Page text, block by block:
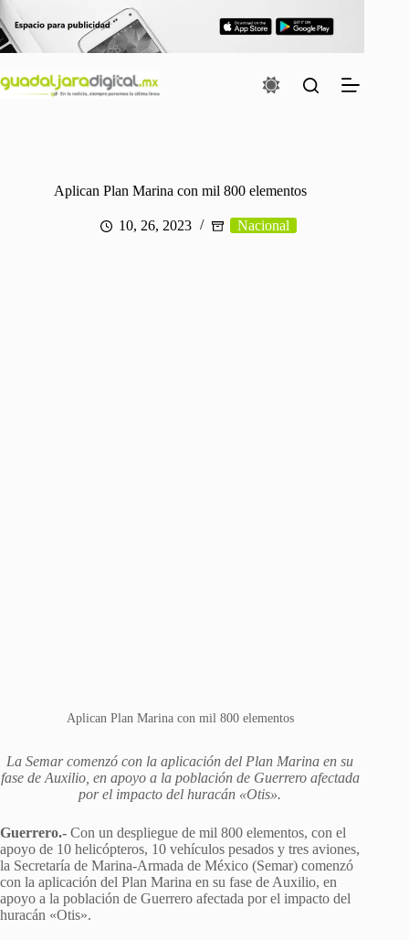
al
contenido
Aplican Plan Marina con mil 800 elementos
10, 26, 2023 Nacional
Aplican Plan Marina con mil 800 elementos
La Semar comenzó con la aplicación del Plan Marina en su
fase de Auxilio, en apoyo a la población de Guerrero afectada
por el impacto del huracán «Otis».
Guerrero.- Con un despliegue de mil 800 elementos, con el
apoyo de 10 helicópteros, 10 vehículos pesados y tres aviones,
la Secretaría de Marina-Armada de México (Semar) comenzó
con la aplicación del Plan Marina en su fase de Auxilio, en
apoyo a la población de Guerrero afectada por el impacto del
huracán «Otis».